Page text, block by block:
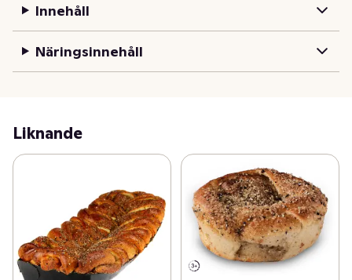
Innehåll
Näringsinnehåll
Liknande